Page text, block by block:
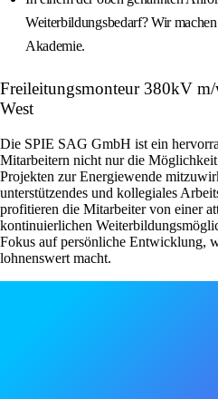
Weiterbildungsbedarf? Wir
Akademie.
Freileitungsmonteur 380kV
West
Die SPIE SAG GmbH ist ein
Mitarbeitern nicht nur die Möglichkeit
Projekten zur Energiewende
unterstützendes und kollegiales
profitieren die Mitarbeiter von einer
kontinuierlichen
Fokus auf persönliche Entwicklung,
lohnenswert macht.